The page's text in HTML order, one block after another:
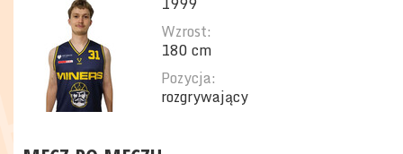
Wzrost:
180 cm
Pozycja:
rozgrywający